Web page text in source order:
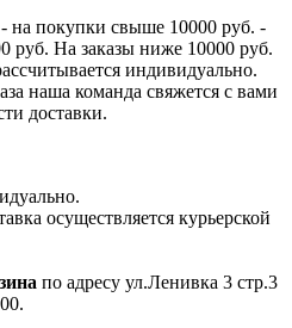
- на покупки свыше 10000 руб. -
руб. На заказы ниже 10000 руб.
индивидуально.
наша команда свяжется с вами
доставки.
осуществляется курьерской
по адресу ул.Ленивка 3 стр.3